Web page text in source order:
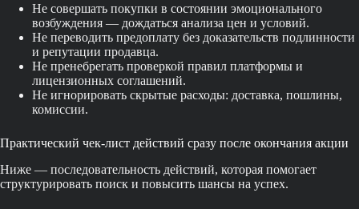
Не совершать покупки в состоянии эмоционального
возбуждения — дождаться анализа цен и условий.
Не переводить предоплату без доказательств подлинности
и репутации продавца.
Не пренебрегать проверкой правил платформы и
лицензионных соглашений.
Не игнорировать скрытые расходы: доставка, пошлины,
комиссии.
Практический чек-лист действий сразу после окончания акции
Ниже — последовательность действий, которая помогает
структурировать поиск и повысить шансы на успех.